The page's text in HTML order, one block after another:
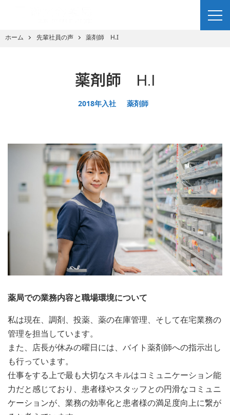
ホーム 先輩社員の声 薬剤師 H.I
薬剤師 H.I
2018年入社 薬剤師
薬局での業務内容と職場環境について
私は現在、調剤、投薬、薬の在庫管理、そして在宅業務の
管理を担当しています。
また、店長が休みの曜日には、バイト薬剤師への指示出し
も行っています。
仕事をする上で最も大切なスキルはコミュニケーション能
力だと感じており、患者様やスタッフとの円滑なコミュニ
ケーションが、業務の効率化と患者様の満足度向上に繋が